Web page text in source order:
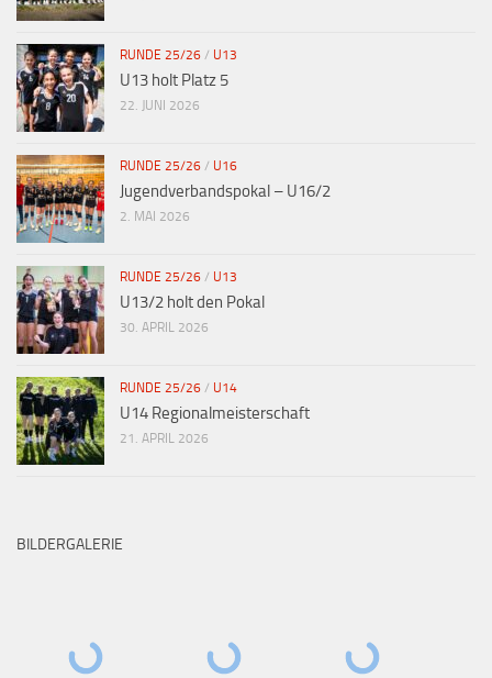
RUNDE 25/26 / U13
U13 holt Platz 5
22. JUNI 2026
RUNDE 25/26 / U16
Jugendverbandspokal – U16/2
2. MAI 2026
RUNDE 25/26 / U13
U13/2 holt den Pokal
30. APRIL 2026
RUNDE 25/26 / U14
U14 Regionalmeisterschaft
21. APRIL 2026
BILDERGALERIE